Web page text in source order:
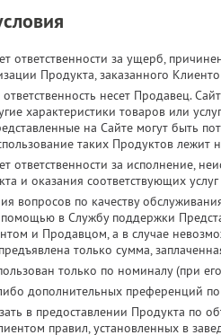
ответственности за ущерб,
Продукта, заказанного
несет Продавец.
характеристики товаров или
на Сайте могут быть
таких Продуктов лежит
ответственности за исполнение,
и оказания соответствующих
вопросов по качеству
помощью в Службу поддержки
и Продавцом, а в случае
только сумма,
только по номиналу (при
дополнительных преференций
в предоставлении Продукта по
правил, установленных в